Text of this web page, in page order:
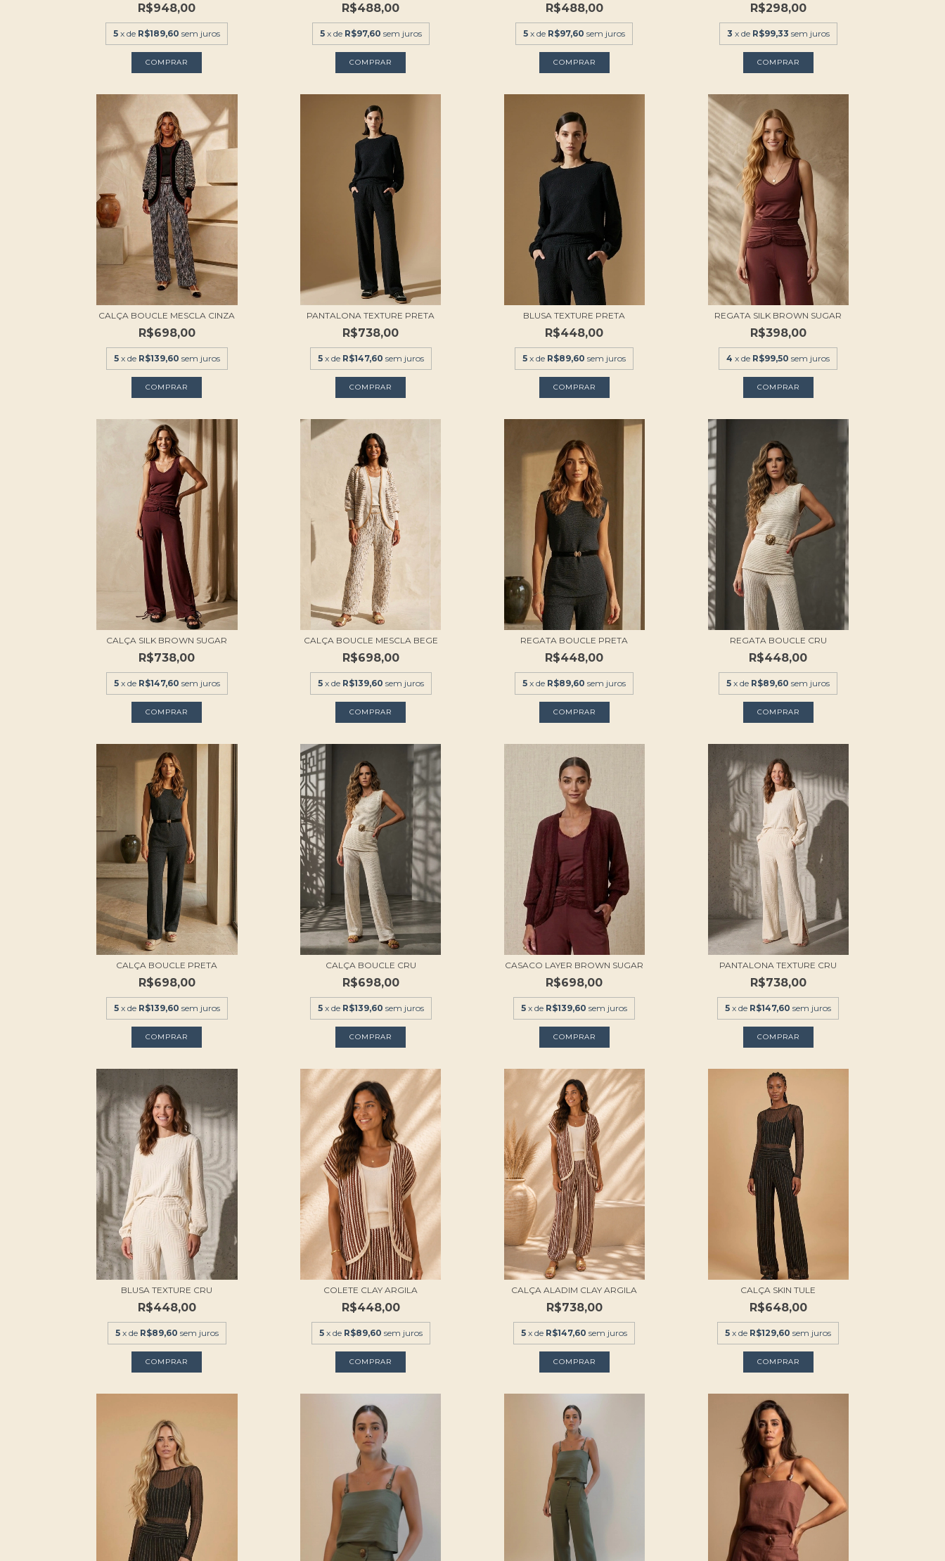
R$948,00
5 x de R$189,60 sem juros
COMPRAR
R$488,00
5 x de R$97,60 sem juros
COMPRAR
R$488,00
5 x de R$97,60 sem juros
COMPRAR
R$298,00
3 x de R$99,33 sem juros
COMPRAR
CALÇA BOUCLE MESCLA CINZA
R$698,00
5 x de R$139,60 sem juros
COMPRAR
PANTALONA TEXTURE PRETA
R$738,00
5 x de R$147,60 sem juros
COMPRAR
BLUSA TEXTURE PRETA
R$448,00
5 x de R$89,60 sem juros
COMPRAR
REGATA SILK BROWN SUGAR
R$398,00
4 x de R$99,50 sem juros
COMPRAR
CALÇA SILK BROWN SUGAR
R$738,00
5 x de R$147,60 sem juros
COMPRAR
CALÇA BOUCLE MESCLA BEGE
R$698,00
5 x de R$139,60 sem juros
COMPRAR
REGATA BOUCLE PRETA
R$448,00
5 x de R$89,60 sem juros
COMPRAR
REGATA BOUCLE CRU
R$448,00
5 x de R$89,60 sem juros
COMPRAR
CALÇA BOUCLE PRETA
R$698,00
5 x de R$139,60 sem juros
COMPRAR
CALÇA BOUCLE CRU
R$698,00
5 x de R$139,60 sem juros
COMPRAR
CASACO LAYER BROWN SUGAR
R$698,00
5 x de R$139,60 sem juros
COMPRAR
PANTALONA TEXTURE CRU
R$738,00
5 x de R$147,60 sem juros
COMPRAR
BLUSA TEXTURE CRU
R$448,00
5 x de R$89,60 sem juros
COMPRAR
COLETE CLAY ARGILA
R$448,00
5 x de R$89,60 sem juros
COMPRAR
CALÇA ALADIM CLAY ARGILA
R$738,00
5 x de R$147,60 sem juros
COMPRAR
CALÇA SKIN TULE
R$648,00
5 x de R$129,60 sem juros
COMPRAR